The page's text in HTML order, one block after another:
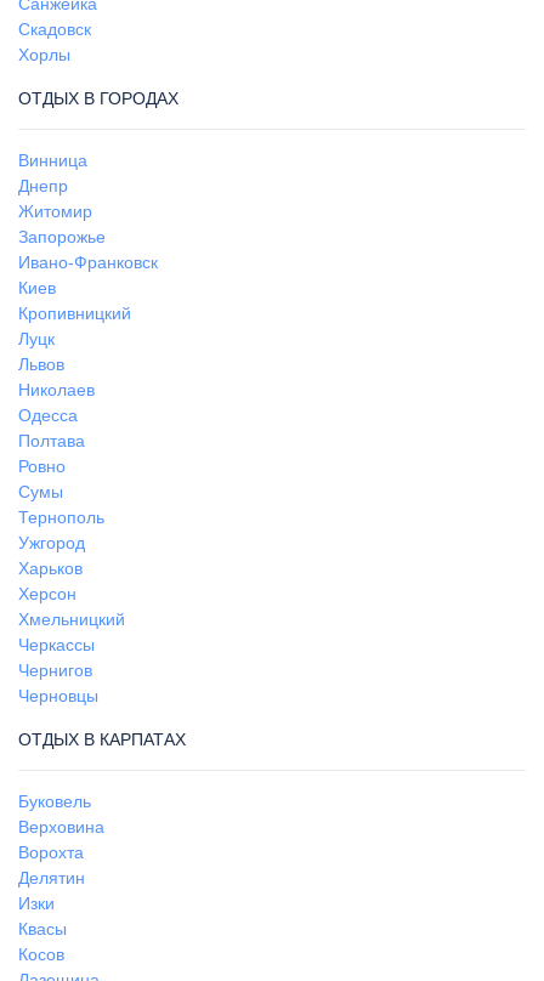
Скадовск
Хорлы
ОТДЫХ В ГОРОДАХ
Винница
Днепр
Житомир
Запорожье
Ивано-Франковск
Киев
Кропивницкий
Луцк
Львов
Николаев
Одесса
Полтава
Ровно
Сумы
Тернополь
Ужгород
Харьков
Херсон
Хмельницкий
Черкассы
Чернигов
Черновцы
ОТДЫХ В КАРПАТАХ
Буковель
Верховина
Ворохта
Делятин
Изки
Квасы
Косов